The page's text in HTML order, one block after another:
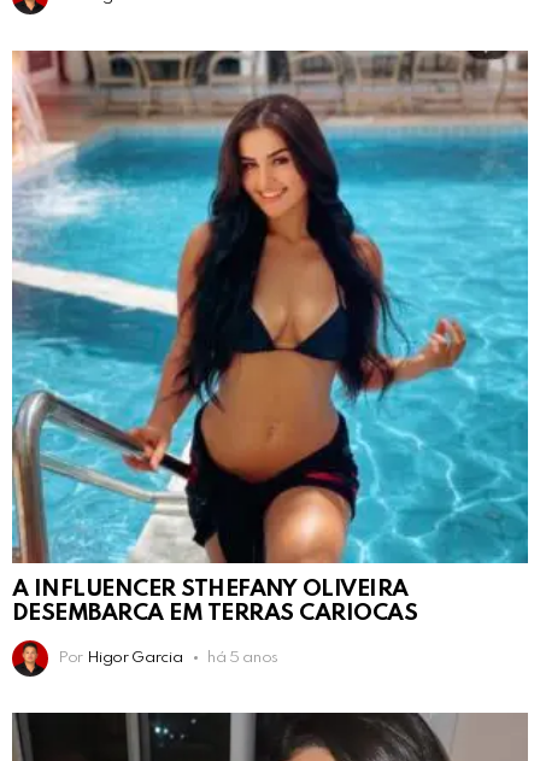
A INFLUENCER STHEFANY OLIVEIRA
DESEMBARCA EM TERRAS CARIOCAS
Por Higor Garcia há 5 anos